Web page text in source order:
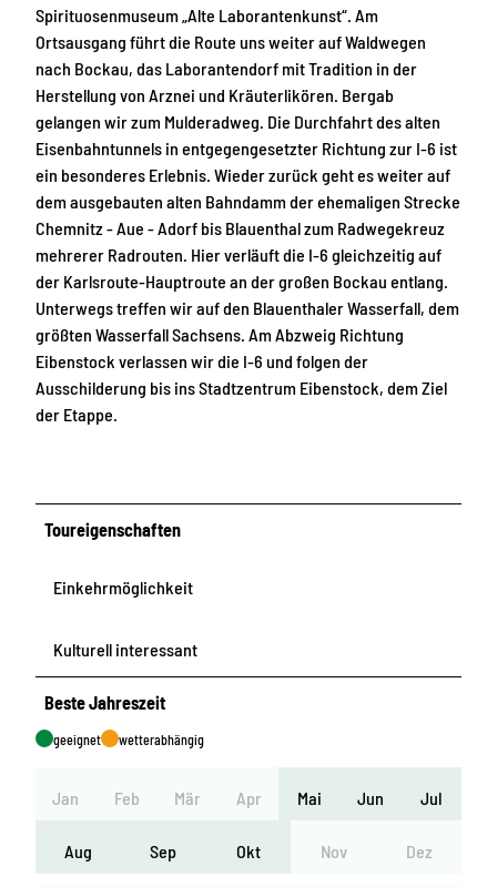
Spirituosenmuseum „Alte Laborantenkunst“. Am
Ortsausgang führt die Route uns weiter auf Waldwegen
nach Bockau, das Laborantendorf mit Tradition in der
Herstellung von Arznei und Kräuterlikören. Bergab
gelangen wir zum Mulderadweg. Die Durchfahrt des alten
Eisenbahntunnels in entgegengesetzter Richtung zur I-6 ist
ein besonderes Erlebnis. Wieder zurück geht es weiter auf
dem ausgebauten alten Bahndamm der ehemaligen Strecke
Chemnitz - Aue - Adorf bis Blauenthal zum Radwegekreuz
mehrerer Radrouten. Hier verläuft die I-6 gleichzeitig auf
der Karlsroute-Hauptroute an der großen Bockau entlang.
Unterwegs treffen wir auf den Blauenthaler Wasserfall, dem
größten Wasserfall Sachsens. Am Abzweig Richtung
Eibenstock verlassen wir die I-6 und folgen der
Ausschilderung bis ins Stadtzentrum Eibenstock, dem Ziel
der Etappe.
Toureigenschaften
Einkehrmöglichkeit
Kulturell interessant
Beste Jahreszeit
geeignet wetterabhängig
Jan Feb Mär Apr Mai Jun Jul
Aug Sep Okt Nov Dez